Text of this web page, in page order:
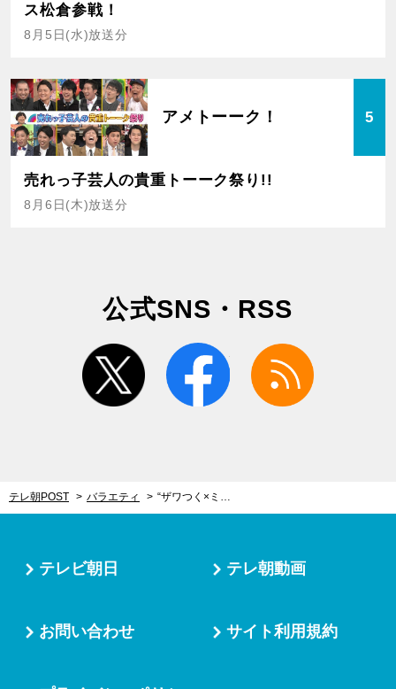
ス松倉参戦！
8月5日(水)放送分
アメトーーク！ 5
売れっ子芸人の貴重トーーク祭り!!
8月6日(木)放送分
公式SNS・RSS
twitter facebook
テレ朝POST バラエティ “ザワつく×ミラクル9×Qさま”で白熱クイズ対決！高嶋ちさ子「テレビ見てるみたい!!」
テレビ朝日 テレ朝動画
お問い合わせ サイト利用規約